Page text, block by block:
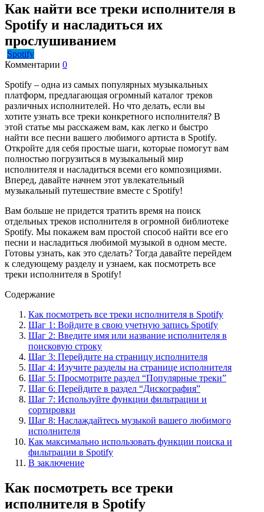
Как найти все треки исполнителя в
Spotify и насладиться их
прослушиванием
Spotify
Комментарии 0
Spotify – одна из самых популярных музыкальных
платформ, предлагающая огромный каталог треков
различных исполнителей. Но что делать, если вы
хотите узнать все треки конкретного исполнителя? В
этой статье мы расскажем вам, как легко и быстро
найти все песни вашего любимого артиста в Spotify.
Откройте для себя простые шаги, которые помогут вам
полностью погрузиться в музыкальный мир
исполнителя и насладиться всеми его композициями.
Вперед, давайте начнем этот увлекательный
музыкальный путешествие вместе с Spotify!
Вам больше не придется тратить время на поиск
отдельных треков исполнителя в огромной библиотеке
Spotify. Мы покажем вам простой способ найти все его
песни и насладиться любимой музыкой в одном месте.
Готовы узнать, как это сделать? Тогда давайте перейдем
к следующему разделу и узнаем, как посмотреть все
треки исполнителя в Spotify!
Содержание
Как посмотреть все треки исполнителя в Spotify
Шаг 1: Войдите в свою учетную запись Spotify
Шаг 2: Введите имя или название исполнителя в
поисковую строку
Шаг 3: Перейдите на страницу исполнителя
Шаг 4: Изучите разделы на странице исполнителя
Шаг 5: Просмотрите раздел “Популярные треки”
Шаг 6: Перейдите в раздел “Дискография”
Шаг 7: Используйте функции фильтрации и
сортировки
Шаг 8: Наслаждайтесь музыкой вашего любимого
исполнителя
Как максимально использовать функции поиска и
фильтрации в Spotify
В заключение
Как посмотреть все треки
исполнителя в Spotify